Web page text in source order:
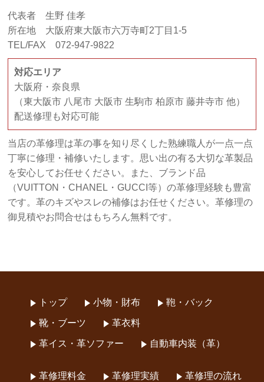
代表者 生野 佳孝
所在地 大阪府東大阪市六万寺町2丁目1-5
TEL/FAX 072-947-9822
対応エリア
大阪府・奈良県
（東大阪市 八尾市 大阪市 生駒市 柏原市 藤井寺市 他）
配送修理も対応可能
当店の革修理は革の事を知り尽くした熟練職人が一点一点
丁寧に修理・補修いたします。思い出の有る大切な革製品
を安心してお任せください。また、ブランド品
（VUITTON・CHANEL・GUCCI等）の革修理経験も豊富
です。革のキズやスレの補修はお任せください。革修理の
御見積やお問合せはもちろん無料です。
トップ 小物・財布 鞄・バック
靴・ブーツ 革衣料
革イス・革ソファー 自動車内装（革）
革修理料金 革修理実績 革修理の流れ